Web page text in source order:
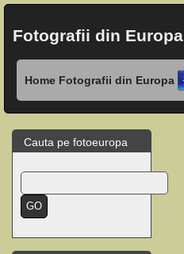
Fotografii din Europa
Home Fotografii din Europa
Cauta pe fotoeuropa